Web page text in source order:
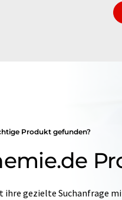
Produkt gefunden?
ihre gezielte Suchanfrage